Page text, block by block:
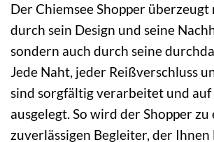
Der Chiemsee Shopper
durch sein Design und seine
sondern auch durch seine
Jede Naht, jeder Reißverschluss
sind sorgfältig verarbeitet und
ausgelegt. So wird der Shopper zu
zuverlässigen Begleiter, der Ihnen